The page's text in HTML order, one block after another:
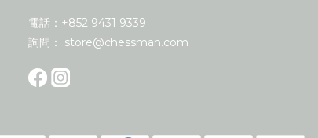
電話：+852 9431 9339
詢問： store@chessman.com